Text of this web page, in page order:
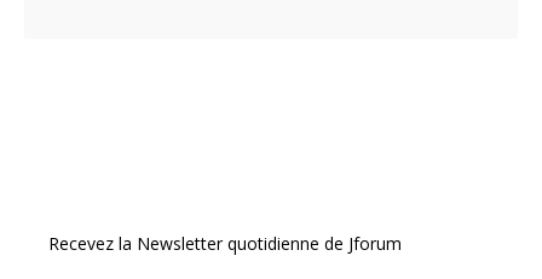
Recevez la Newsletter quotidienne de Jforum